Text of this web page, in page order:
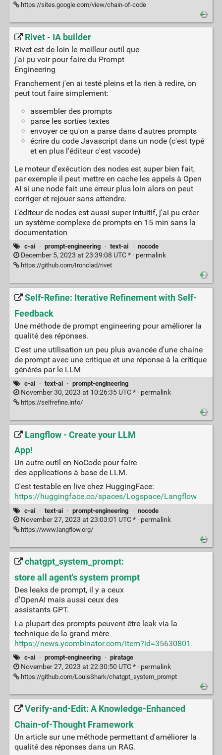
https://sites.google.com/view/chain-of-code
Rivet - IA builder
Rivet est de loin le meilleur outil que
j'ai pu voir pour faire du Prompt
Engineering
Franchement j'en ai testé pleins et la rien à redire, on
peut tout faire simplement:
assembler des prompts
parse les sorties textes
envoyer ce qu'on a parse dans d'autres prompts
écrire du code Javascript dans un node (c'est typé
et en plus l'éditeur c'est vscode)
Le moteur d'exécution des nodes est super bien fait,
par exemple il peut mettre en cache les appels à Open
AI si une node fait une erreur plus loin alors on peut
corriger et rejouer sans attendre.
L'éditeur de nodes est aussi super intuitif, j'ai pu créer
un système complexe de prompts en 15 min sans la
documentation
c-ai · prompt-engineering · text-ai · nocode
December 5, 2023 at 23:39:08 UTC * · permalink
https://github.com/Ironclad/rivet
Self-Refine: Iterative Refinement with Self-
Feedback
Une méthode de prompt engineering pour améliorer la
qualité des réponses.
C'est une utilisation un peu plus avancée d'une chaine
de prompt avec une critique et une réponse à la critique
générés par le LLM
c-ai · text-ai · prompt-engineering
November 30, 2023 at 10:26:35 UTC * · permalink
https://selfrefine.info/
Langflow - Create your LLM
App!
Un autre outil en NoCode pour faire
des applications à base de LLM.
C'est testable en live chez HuggingFace:
https://huggingface.co/spaces/Logspace/Langflow
c-ai · text-ai · prompt-engineering · nocode
November 27, 2023 at 23:03:01 UTC * · permalink
https://www.langflow.org/
chatgpt_system_prompt:
store all agent's system prompt
Des leaks de prompt, il y a ceux
d'OpenAI mais aussi ceux des
assistants GPT.
La plupart des prompts peuvent être leak via la
technique de la grand mère
https://news.ycombinator.com/item?id=35630801
c-ai · prompt-engineering · piratage
November 27, 2023 at 22:30:50 UTC * · permalink
https://github.com/LouisShark/chatgpt_system_prompt
Verify-and-Edit: A Knowledge-Enhanced
Chain-of-Thought Framework
Un article sur une méthode permettant d'améliorer la
qualité des réponses dans un RAG.